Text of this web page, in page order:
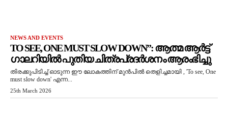
NEWS AND EVENTS
TO SEE, ONE MUST SLOW DOWN”: ആത്മ ആർട്ട്
ഗാലറിയിൽ പുതിയ ചിത്രപ്രദർശനം ആരംഭിച്ചു
തിരക്കുപിടിച്ച് ഓടുന്ന ഈ ലോകത്തിന് മുൻപിൽ തെളിച്ചമായി , 'To see, One
must slow down' എന്ന...
25th March 2026